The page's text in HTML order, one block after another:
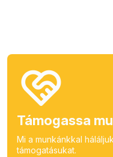
Támogassa
Mi a munkánkkal
támogatásukat.